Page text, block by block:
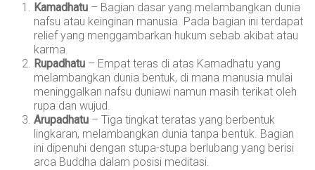
Kamadhatu – Bagian dasar yang melambangkan dunia
nafsu atau keinginan manusia. Pada bagian ini terdapat
relief yang menggambarkan hukum sebab akibat atau
karma.
Rupadhatu – Empat teras di atas Kamadhatu yang
melambangkan dunia bentuk, di mana manusia mulai
meninggalkan nafsu duniawi namun masih terikat oleh
rupa dan wujud.
Arupadhatu – Tiga tingkat teratas yang berbentuk
lingkaran, melambangkan dunia tanpa bentuk. Bagian
ini dipenuhi dengan stupa-stupa berlubang yang berisi
arca Buddha dalam posisi meditasi.